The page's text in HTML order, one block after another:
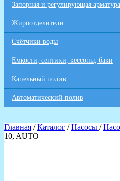
Запорная и регулирующая арматура
Жироотделители
Счётчики воды
Емкости, септики, кессоны, баки
Капельный полив
Автоматический полив
Главная /Каталог /Насосы /
10, AUTO